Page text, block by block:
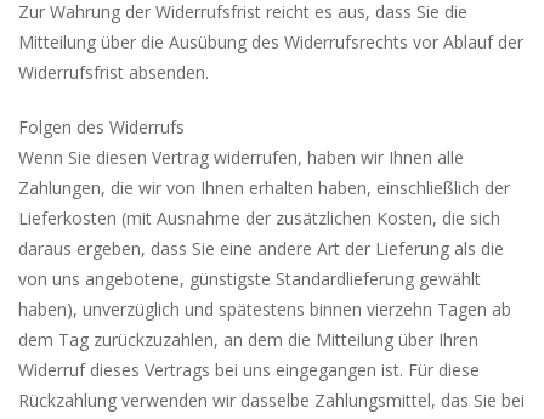
Zur Wahrung der Widerrufsfrist reicht es aus, dass Sie die
Mitteilung über die Ausübung des Widerrufsrechts vor Ablauf der
Widerrufsfrist absenden.
Folgen des Widerrufs
Wenn Sie diesen Vertrag widerrufen, haben wir Ihnen alle
Zahlungen, die wir von Ihnen erhalten haben, einschließlich der
Lieferkosten (mit Ausnahme der zusätzlichen Kosten, die sich
daraus ergeben, dass Sie eine andere Art der Lieferung als die
von uns angebotene, günstigste Standardlieferung gewählt
haben), unverzüglich und spätestens binnen vierzehn Tagen ab
dem Tag zurückzuzahlen, an dem die Mitteilung über Ihren
Widerruf dieses Vertrags bei uns eingegangen ist. Für diese
Rückzahlung verwenden wir dasselbe Zahlungsmittel, das Sie bei